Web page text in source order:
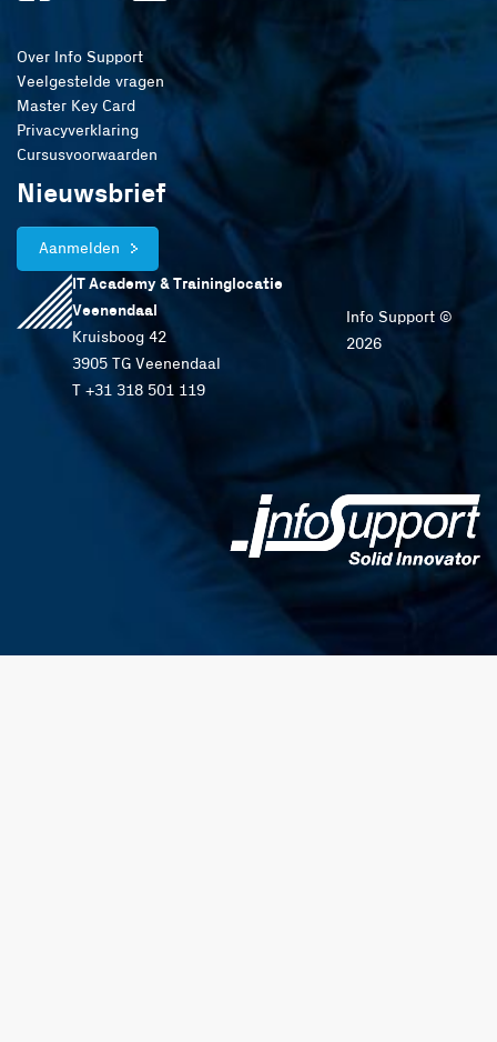
Over Info Support
Veelgestelde vragen
Master Key Card
Privacyverklaring
Cursusvoorwaarden
Nieuwsbrief
Aanmelden
IT Academy & Traininglocatie
Veenendaal
Kruisboog 42
3905 TG Veenendaal
T +31 318 501 119
Info Support ©
2026